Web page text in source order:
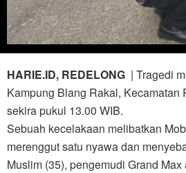
HARIE.ID, REDELONG | Tragedi
Kampung Blang Rakal,
sekira pukul 13.00 WIB.
Sebuah kecelakaan melibatkan
merenggut satu nyawa dan
Muslim (35), pengemudi Grand